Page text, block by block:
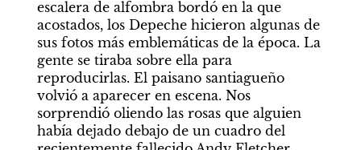
escalera de alfombra bordó en la que
acostados, los Depeche hicieron algunas de
sus fotos más emblemáticas de la época. La
gente se tiraba sobre ella para
reproducirlas. El paisano santiagueño
volvió a aparecer en escena. Nos
sorprendió oliendo las rosas que alguien
había dejado debajo de un cuadro del